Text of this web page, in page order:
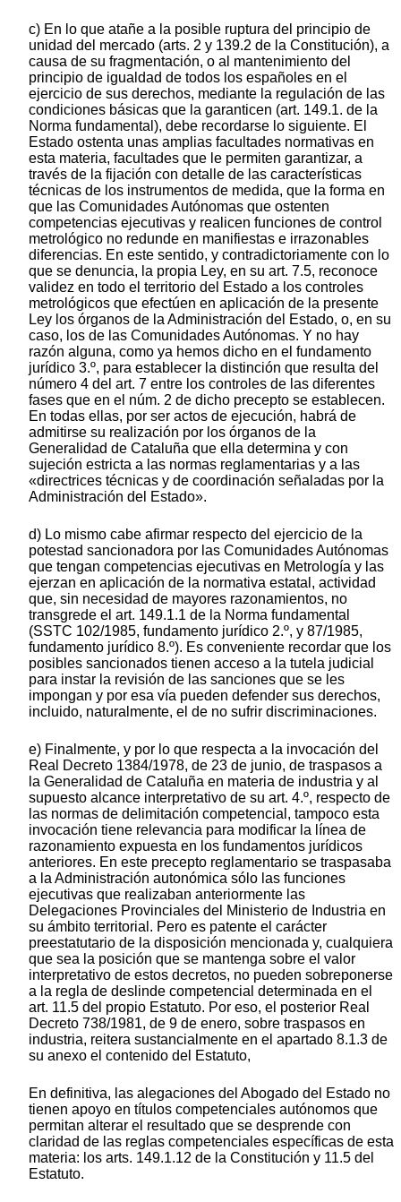
c) En lo que atañe a la posible ruptura del principio de
unidad del mercado (arts. 2 y 139.2 de la Constitución), a
causa de su fragmentación, o al mantenimiento del
principio de igualdad de todos los españoles en el
ejercicio de sus derechos, mediante la regulación de las
condiciones básicas que la garanticen (art. 149.1. de la
Norma fundamental), debe recordarse lo siguiente. El
Estado ostenta unas amplias facultades normativas en
esta materia, facultades que le permiten garantizar, a
través de la fijación con detalle de las características
técnicas de los instrumentos de medida, que la forma en
que las Comunidades Autónomas que ostenten
competencias ejecutivas y realicen funciones de control
metrológico no redunde en manifiestas e irrazonables
diferencias. En este sentido, y contradictoriamente con lo
que se denuncia, la propia Ley, en su art. 7.5, reconoce
validez en todo el territorio del Estado a los controles
metrológicos que efectúen en aplicación de la presente
Ley los órganos de la Administración del Estado, o, en su
caso, los de las Comunidades Autónomas. Y no hay
razón alguna, como ya hemos dicho en el fundamento
jurídico 3.º, para establecer la distinción que resulta del
número 4 del art. 7 entre los controles de las diferentes
fases que en el núm. 2 de dicho precepto se establecen.
En todas ellas, por ser actos de ejecución, habrá de
admitirse su realización por los órganos de la
Generalidad de Cataluña que ella determina y con
sujeción estricta a las normas reglamentarias y a las
«directrices técnicas y de coordinación señaladas por la
Administración del Estado».
d) Lo mismo cabe afirmar respecto del ejercicio de la
potestad sancionadora por las Comunidades Autónomas
que tengan competencias ejecutivas en Metrología y las
ejerzan en aplicación de la normativa estatal, actividad
que, sin necesidad de mayores razonamientos, no
transgrede el art. 149.1.1 de la Norma fundamental
(SSTC 102/1985, fundamento jurídico 2.º, y 87/1985,
fundamento jurídico 8.º). Es conveniente recordar que los
posibles sancionados tienen acceso a la tutela judicial
para instar la revisión de las sanciones que se les
impongan y por esa vía pueden defender sus derechos,
incluido, naturalmente, el de no sufrir discriminaciones.
e) Finalmente, y por lo que respecta a la invocación del
Real Decreto 1384/1978, de 23 de junio, de traspasos a
la Generalidad de Cataluña en materia de industria y al
supuesto alcance interpretativo de su art. 4.º, respecto de
las normas de delimitación competencial, tampoco esta
invocación tiene relevancia para modificar la línea de
razonamiento expuesta en los fundamentos jurídicos
anteriores. En este precepto reglamentario se traspasaba
a la Administración autonómica sólo las funciones
ejecutivas que realizaban anteriormente las
Delegaciones Provinciales del Ministerio de Industria en
su ámbito territorial. Pero es patente el carácter
preestatutario de la disposición mencionada y, cualquiera
que sea la posición que se mantenga sobre el valor
interpretativo de estos decretos, no pueden sobreponerse
a la regla de deslinde competencial determinada en el
art. 11.5 del propio Estatuto. Por eso, el posterior Real
Decreto 738/1981, de 9 de enero, sobre traspasos en
industria, reitera sustancialmente en el apartado 8.1.3 de
su anexo el contenido del Estatuto,
En definitiva, las alegaciones del Abogado del Estado no
tienen apoyo en títulos competenciales autónomos que
permitan alterar el resultado que se desprende con
claridad de las reglas competenciales específicas de esta
materia: los arts. 149.1.12 de la Constitución y 11.5 del
Estatuto.